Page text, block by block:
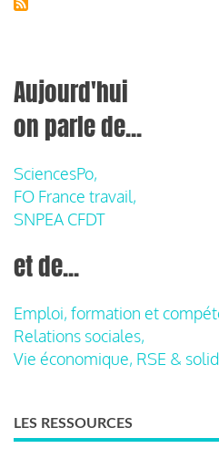
Aujourd'hui
on parle de...
SciencesPo,
FO France travail,
SNPEA CFDT
et de...
Emploi, formation et
Relations sociales,
Vie économique, RSE &
LES RESSOURCES